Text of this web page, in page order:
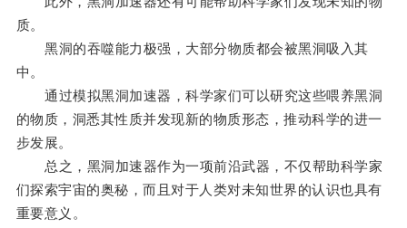
质。
黑洞的吞噬能力极强，大部分物质都会被黑洞吸入其
中。
通过模拟黑洞加速器，科学家们可以研究这些喂养黑洞
的物质，洞悉其性质并发现新的物质形态，推动科学的进一
步发展。
总之，黑洞加速器作为一项前沿武器，不仅帮助科学家
们探索宇宙的奥秘，而且对于人类对未知世界的认识也具有
重要意义。